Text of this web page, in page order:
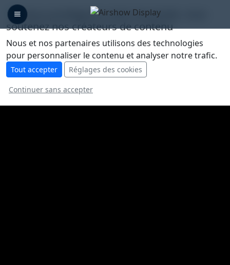
🛡️ Nous protégeons votre vie privée, vous
soutenez nos créateurs de contenu
Nous et nos partenaires utilisons des technologies
pour personnaliser le contenu et analyser notre trafic.
Tout accepter Réglages des cookies
Continuer sans accepter